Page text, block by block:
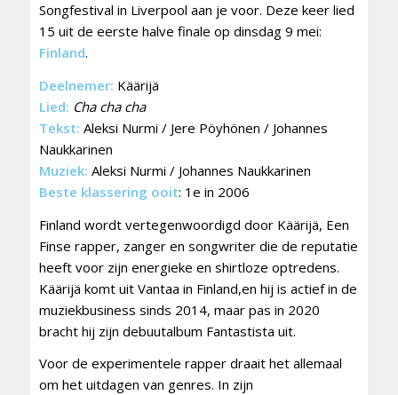
Songfestival in Liverpool aan je voor. Deze keer lied
15 uit de eerste halve finale op dinsdag 9 mei:
Finland.
Deelnemer: Käärijä
Lied: Cha cha cha
Tekst: Aleksi Nurmi / Jere Pöyhönen / Johannes
Naukkarinen
Muziek: Aleksi Nurmi / Johannes Naukkarinen
Beste klassering ooit: 1e in 2006
Finland wordt vertegenwoordigd door Käärijä, Een
Finse rapper, zanger en songwriter die de reputatie
heeft voor zijn energieke en shirtloze optredens.
Käärijä komt uit Vantaa in Finland,en hij is actief in de
muziekbusiness sinds 2014, maar pas in 2020
bracht hij zijn debuutalbum Fantastista uit.
Voor de experimentele rapper draait het allemaal
om het uitdagen van genres. In zijn